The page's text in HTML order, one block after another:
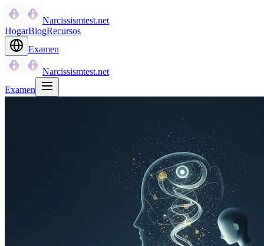
Narcissismtest.net
HogarBlogRecursos
Examen
Narcissismtest.net
Examen